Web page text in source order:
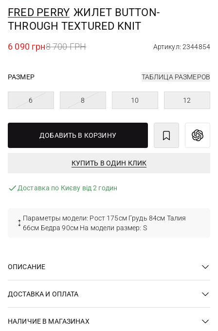
FRED PERRY ЖИЛЕТ BUTTON-
THROUGH TEXTURED KNIT
6 090 грн8 700 ГРН Артикул: 2344854
РАЗМЕР ТАБЛИЦА РАЗМЕРОВ
6 8 10 12
ДОБАВИТЬ В КОРЗИНУ
КУПИТЬ В ОДИН КЛИК
Доставка по Києву від 2 годин
Параметры модели: Рост 175см Грудь 84см Талия
66см Бедра 90см На модели размер: S
ОПИСАНИЕ
ДОСТАВКА И ОПЛАТА
НАЛИЧИЕ В МАГАЗИНАХ